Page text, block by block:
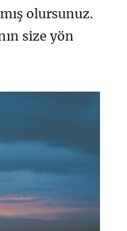
olursunuz.
size yön